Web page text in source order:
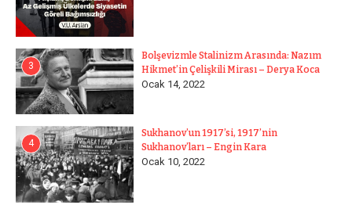
3
Bolşevizmle Stalinizm Arasında: Nazım
Hikmet’in Çelişkili Mirası – Derya Koca
Ocak 14, 2022
4
Sukhanov’un 1917’si, 1917’nin
Sukhanov’ları – Engin Kara
Ocak 10, 2022